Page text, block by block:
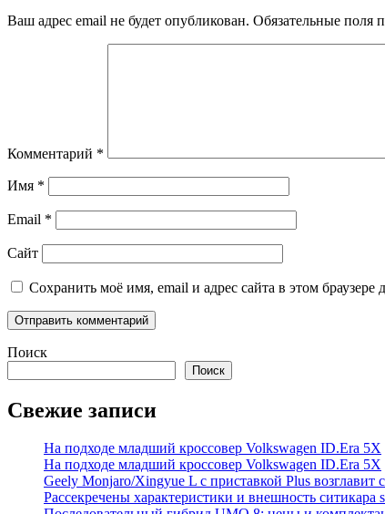
Ваш адрес email не будет опубликован. Обязательные поля
Комментарий *
Имя *
Email *
Сайт
Сохранить моё имя, email и адрес сайта в этом
Поиск
Поиск
Свежие записи
На подходе младший кроссовер Volkswagen ID.Era 5X
На подходе младший кроссовер Volkswagen ID.Era 5X
Geely Monjaro/Xingyue L с приставкой Plus возглавит
Рассекречены характеристики и внешность ситикара